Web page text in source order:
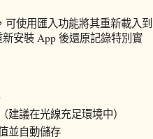
使用匯入功能將其重新載入到
安裝 App 後還原記錄特別實
建議在光線充足環境中）
並自動儲存